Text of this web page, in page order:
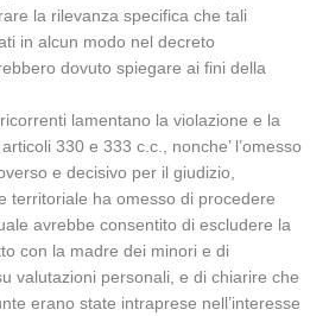
la rilevanza specifica che tali
in alcun modo nel decreto
dovuto spiegare ai fini della
lamentano la violazione e la
330 e 333 c.c., nonche’ l’omesso
e decisivo per il giudizio,
territoriale ha omesso di procedere
avrebbe consentito di escludere la
con la madre dei minori e di
valutazioni personali, e di chiarire che
erano state intraprese nell’interesse